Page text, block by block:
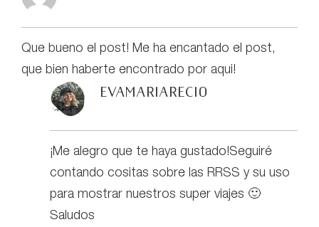
Que bueno el post! Me ha encantado el post,
que bien haberte encontrado por aqui!
evamariarecio
¡Me alegro que te haya gustado!Seguiré
contando cositas sobre las RRSS y su uso
para mostrar nuestros super viajes 🙂
Saludos